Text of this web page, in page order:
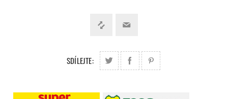
SDÍLEJTE: